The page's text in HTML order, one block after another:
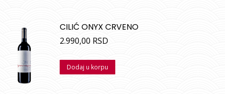
CILIĆ ONYX CRVENO
2.990,00 RSD
Dodaj u korpu